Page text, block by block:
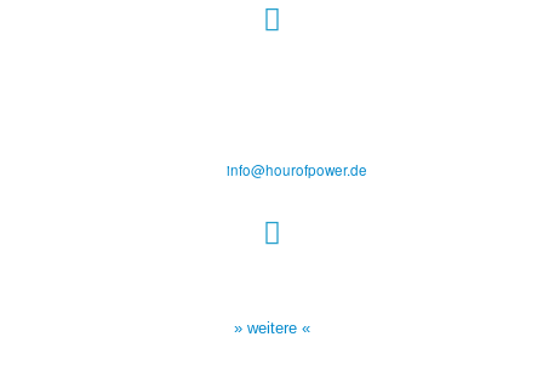
info@hourofpower.de
» weitere «